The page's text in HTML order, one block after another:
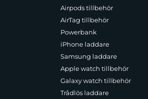
Airpods tillbehör
AirTag tillbehör
Powerbank
iPhone laddare
Samsung laddare
Apple watch tillbehör
Galaxy watch tillbehör
Trådlös laddare